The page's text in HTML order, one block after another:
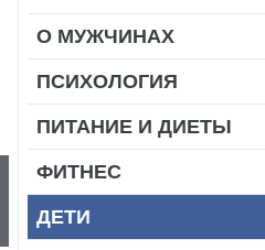
О МУЖЧИНАХ
ПСИХОЛОГИЯ
ПИТАНИЕ И ДИЕТЫ
ФИТНЕС
ДЕТИ